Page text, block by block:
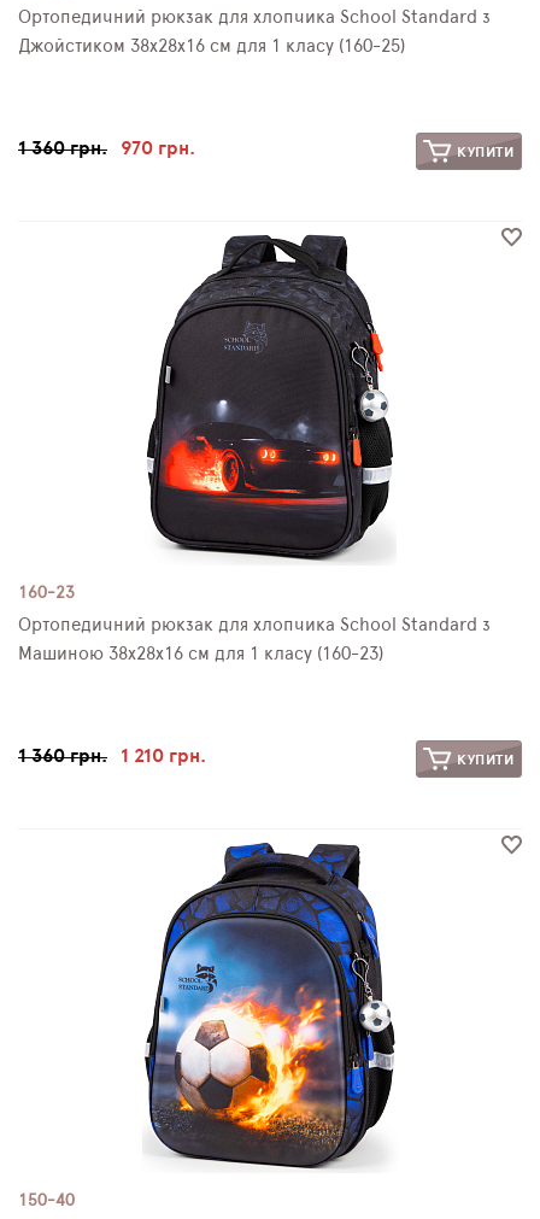
Ортопедичний рюкзак для хлопчика School Standard з
Джойстиком 38х28х16 см для 1 класу (160-25)
1 360 грн. 970 грн. КУПИТИ
160-23
Ортопедичний рюкзак для хлопчика School Standard з
Машиною 38х28х16 см для 1 класу (160-23)
1 360 грн. 1 210 грн. КУПИТИ
150-40